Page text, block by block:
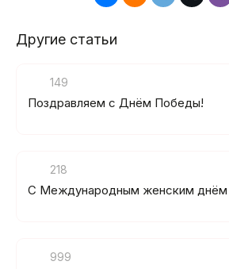
Другие статьи
149
Поздравляем с Днём Победы!
218
C Международным женским
999